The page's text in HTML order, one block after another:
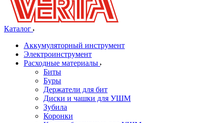
Каталог
Аккумуляторный инструмент
Электроинструмент
Расходные материалы
Биты
Буры
Держатели для бит
Диски и чашки для УШМ
Зубила
Коронки